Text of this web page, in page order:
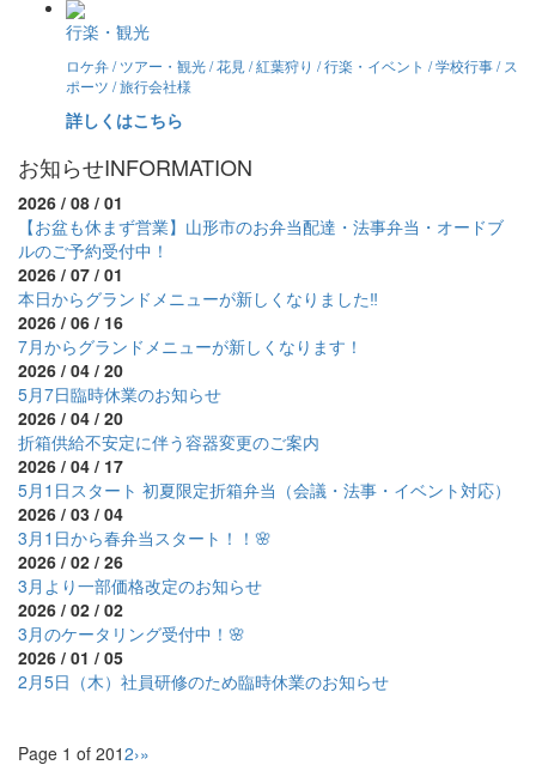
行楽・観光
ロケ弁 / ツアー・観光 / 花見 / 紅葉狩り / 行楽・イベント / 学校行事 / ス
ポーツ / 旅行会社様
詳しくはこちら
お知らせINFORMATION
2026 / 08 / 01
【お盆も休まず営業】山形市のお弁当配達・法事弁当・オードブ
ルのご予約受付中！
2026 / 07 / 01
本日からグランドメニューが新しくなりました‼
2026 / 06 / 16
7月からグランドメニューが新しくなります！
2026 / 04 / 20
5月7日臨時休業のお知らせ
2026 / 04 / 20
折箱供給不安定に伴う容器変更のご案内
2026 / 04 / 17
5月1日スタート 初夏限定折箱弁当（会議・法事・イベント対応）
2026 / 03 / 04
3月1日から春弁当スタート！！🌸
2026 / 02 / 26
3月より一部価格改定のお知らせ
2026 / 02 / 02
3月のケータリング受付中！🌸
2026 / 01 / 05
2月5日（木）社員研修のため臨時休業のお知らせ
Page 1 of 2012›»